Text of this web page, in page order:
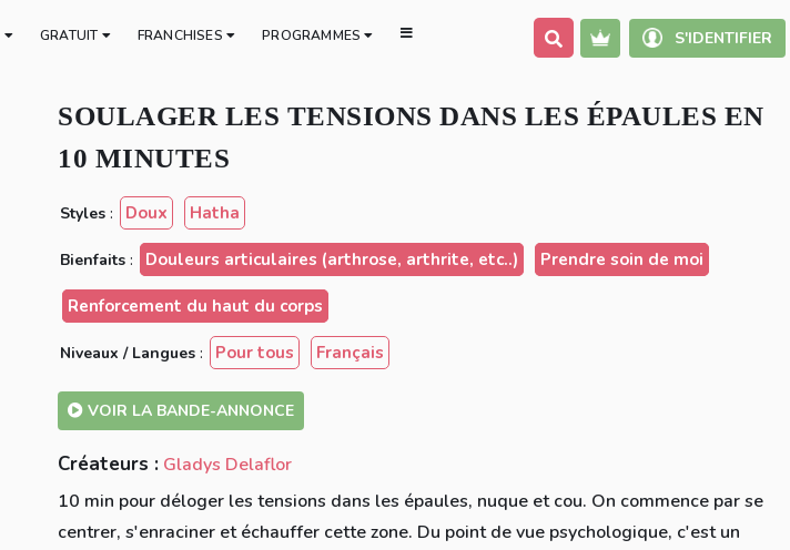
GRATUIT FRANCHISES PROGRAMMES
S'IDENTIFIER
SOULAGER LES TENSIONS DANS LES ÉPAULES EN
10 MINUTES
Styles : Doux Hatha
Bienfaits : Douleurs articulaires (arthrose, arthrite, etc..) Prendre soin de moi
Renforcement du haut du corps
Niveaux / Langues : Pour tous Français
VOIR LA BANDE-ANNONCE
Créateurs : Gladys Delaflor
10 min pour déloger les tensions dans les épaules, nuque et cou. On commence par se
centrer, s'enraciner et échauffer cette zone. Du point de vue psychologique, c'est un